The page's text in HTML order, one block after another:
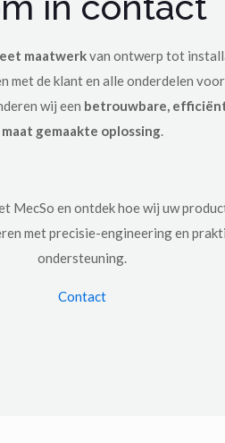
maatwerkvan ontwerp tot
met de klant en alle onderdelen
wij een betrouwbare,
maat gemaakte oplossing.
MecSo en ontdek hoe wij uw
met precisie-engineering en
ondersteuning.
Contact